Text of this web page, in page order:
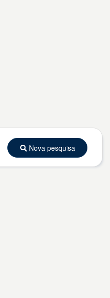
Nova pesquisa